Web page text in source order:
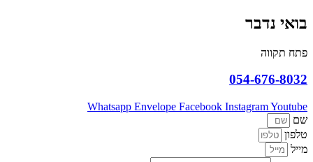
בואי נדבר
פתח תקווה
054-676-8032
Whatsapp Envelope Facebook InstagramYoutube
שם
טלפון
מייל